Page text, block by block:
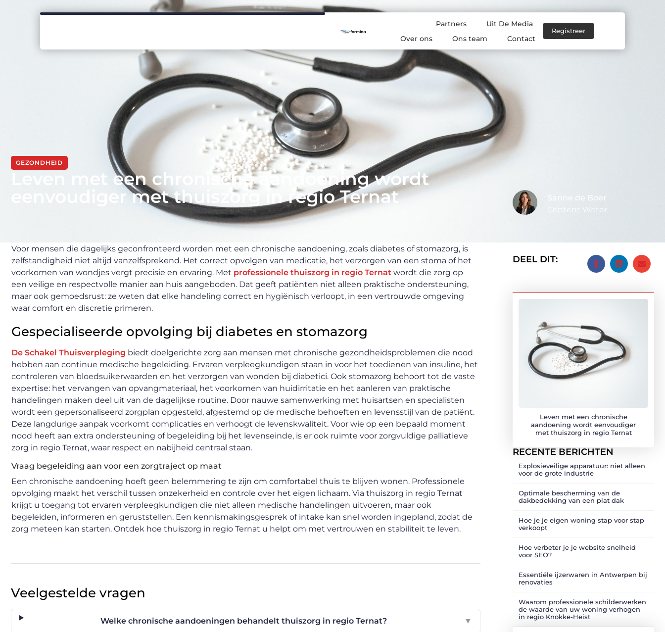
Partners
Uit De Media
Over ons
Ons team Contact
Registreer
GEZONDHEID
Leven met een chronische aandoening wordt
eenvoudiger met thuiszorg in regio Ternat
Sanne de Boer
Content Writer
Voor mensen die dagelijks geconfronteerd worden met een chronische aandoening, zoals diabetes of stomazorg, is
zelfstandigheid niet altijd vanzelfsprekend. Het correct opvolgen van medicatie, het verzorgen van een stoma of het
voorkomen van wondjes vergt precisie en ervaring. Met professionele thuiszorg in regio Ternat wordt die zorg op
een veilige en respectvolle manier aan huis aangeboden. Dat geeft patiënten niet alleen praktische ondersteuning,
maar ook gemoedsrust: ze weten dat elke handeling correct en hygiënisch verloopt, in een vertrouwde omgeving
waar comfort en discretie primeren.
Gespecialiseerde opvolging bij diabetes en stomazorg
De Schakel Thuisverpleging biedt doelgerichte zorg aan mensen met chronische gezondheidsproblemen die nood
hebben aan continue medische begeleiding. Ervaren verpleegkundigen staan in voor het toedienen van insuline, het
controleren van bloedsuikerwaarden en het verzorgen van wonden bij diabetici. Ook stomazorg behoort tot de vaste
expertise: het vervangen van opvangmateriaal, het voorkomen van huidirritatie en het aanleren van praktische
handelingen maken deel uit van de dagelijkse routine. Door nauwe samenwerking met huisartsen en specialisten
wordt een gepersonaliseerd zorgplan opgesteld, afgestemd op de medische behoeften en levensstijl van de patiënt.
Deze langdurige aanpak voorkomt complicaties en verhoogt de levenskwaliteit. Voor wie op een bepaald moment
nood heeft aan extra ondersteuning of begeleiding bij het levenseinde, is er ook ruimte voor zorgvuldige palliatieve
zorg in regio Ternat, waar respect en nabijheid centraal staan.
Vraag begeleiding aan voor een zorgtraject op maat
Een chronische aandoening hoeft geen belemmering te zijn om comfortabel thuis te blijven wonen. Professionele
opvolging maakt het verschil tussen onzekerheid en controle over het eigen lichaam. Via thuiszorg in regio Ternat
krijgt u toegang tot ervaren verpleegkundigen die niet alleen medische handelingen uitvoeren, maar ook
begeleiden, informeren en geruststellen. Een kennismakingsgesprek of intake kan snel worden ingepland, zodat de
zorg meteen kan starten. Ontdek hoe thuiszorg in regio Ternat u helpt om met vertrouwen en stabiliteit te leven.
Veelgestelde vragen
Welke chronische aandoeningen behandelt thuiszorg in regio Ternat? ▼
DEEL DIT:
Leven met een chronische
aandoening wordt eenvoudiger
met thuiszorg in regio Ternat
RECENTE BERICHTEN
Explosieveilige apparatuur: niet alleen
voor de grote industrie
Optimale bescherming van de
dakbedekking van een plat dak
Hoe je je eigen woning stap voor stap
verkoopt
Hoe verbeter je je website snelheid
voor SEO?
Essentiële ijzerwaren in Antwerpen bij
renovaties
Waarom professionele schilderwerken
de waarde van uw woning verhogen
in regio Knokke-Heist